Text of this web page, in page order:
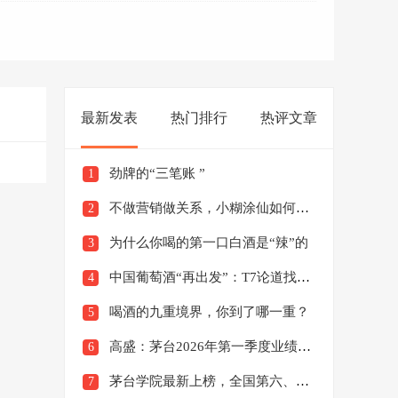
最新发表 热门排行 热评文章
1 劲牌的“三笔账 ”
2 不做营销做关系，小糊涂仙如何做好幸福陪伴者？
3 为什么你喝的第一口白酒是“辣”的
4 中国葡萄酒“再出发”：T7论道找寻增长新锚点
5 喝酒的九重境界，你到了哪一重？
6 高盛：茅台2026年第一季度业绩值得关注
7 茅台学院最新上榜，全国第六、贵州第一